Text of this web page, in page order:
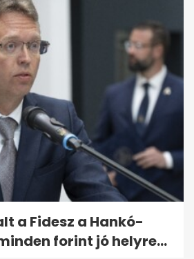
a Fidesz a Hankó-
forint jó helyre...